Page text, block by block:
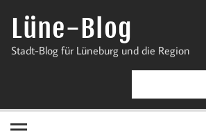
InhaltLüne-Blog
Stadt-Blog für Lüneburg und die Region